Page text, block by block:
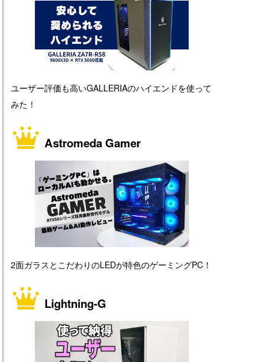
ユーザー評価も高いGALLERIAのハイエンドを使って
みた！
Astromeda Gamer
2面ガラスとこだわりのLEDが特色のゲーミングPC！
Lightning-G